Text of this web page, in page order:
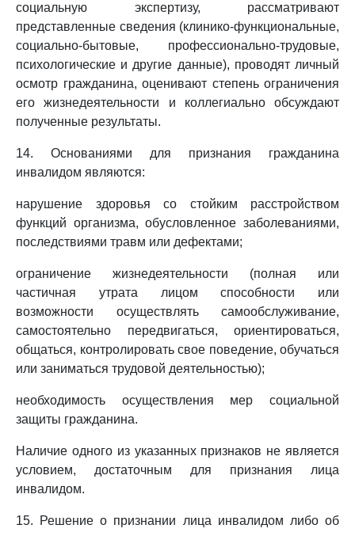
социальную экспертизу, рассматривают
представленные сведения (клинико-функциональные,
социально-бытовые, профессионально-трудовые,
психологические и другие данные), проводят личный
осмотр гражданина, оценивают степень ограничения
его жизнедеятельности и коллегиально обсуждают
полученные результаты.
14. Основаниями для признания гражданина
инвалидом являются:
нарушение здоровья со стойким расстройством
функций организма, обусловленное заболеваниями,
последствиями травм или дефектами;
ограничение жизнедеятельности (полная или
частичная утрата лицом способности или
возможности осуществлять самообслуживание,
самостоятельно передвигаться, ориентироваться,
общаться, контролировать свое поведение, обучаться
или заниматься трудовой деятельностью);
необходимость осуществления мер социальной
защиты гражданина.
Наличие одного из указанных признаков не является
условием, достаточным для признания лица
инвалидом.
15. Решение о признании лица инвалидом либо об